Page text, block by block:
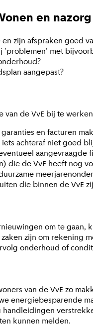
en nazorg
zijn afspraken goed
'problemen' met
aangepast?
van de VvE bij te
en facturen
achteraf niet goed
die de VvE heeft nog
die binnen de VvE
om te
zijn om rekening
onderhoud of
van de VvE zo
energiebesparende
kunnen melden.